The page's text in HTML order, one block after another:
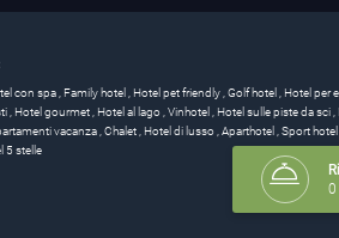
0
con spa, Family hotel, Hotel pet friendly,Golf hotel, Hotel per
, Hotel gourmet, Hotel al lago,Vinhotel, Hotel sulle piste da sci,
vacanza,Chalet, Hotel di lusso,Aparthotel,Sport hotel
5 stelle